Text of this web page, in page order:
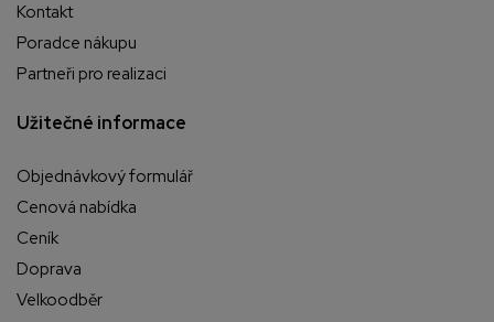
Kontakt
Poradce nákupu
Partneři pro realizaci
Užitečné informace
Objednávkový formulář
Cenová nabídka
Ceník
Doprava
Velkoodběr